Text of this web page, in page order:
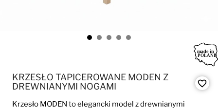
KRZESŁO TAPICEROWANE MODEN Z
DREWNIANYMI NOGAMI
Krzesło MODEN to elegancki model z drewnianymi
favorite_border